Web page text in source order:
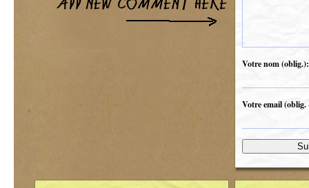
Votre nom (oblig.):
Votre email (oblig.